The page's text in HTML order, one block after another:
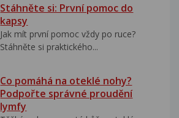
Stáhněte si: První pomoc do
kapsy
Jak mít první pomoc vždy po ruce?
Stáhněte si praktického...
Co pomáhá na oteklé nohy?
Podpořte správné proudění
lymfy